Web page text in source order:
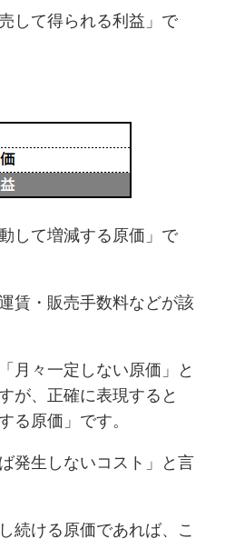
して得られる利益」で
して増減する原価」で
賃・販売手数料などが該
月々一定しない原価」と
が、正確に表現すると
る原価」です。
発生しないコスト」と言
続ける原価であれば、こ